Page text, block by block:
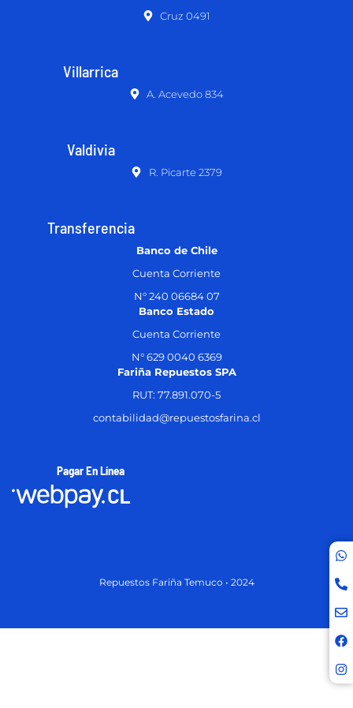
Cruz 0491
Villarrica
A. Acevedo 834
Valdivia
R. Picarte 2379
Transferencia
Banco de Chile
Cuenta Corriente
N° 240 06684 07
Banco Estado
Cuenta Corriente
N° 629 0040 6369
Fariña Repuestos SPA
RUT: 77.891.070-5
contabilidad@repuestosfarina.cl
Pagar En Línea
Repuestos Fariña Temuco • 2024